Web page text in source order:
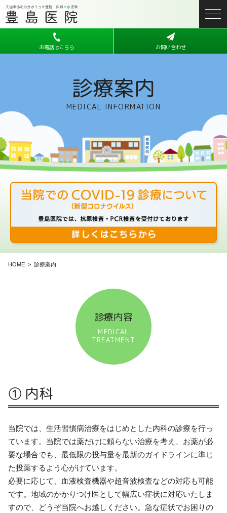
お電話はこちら お問い合わせ
診療案内
MEDICAL INFORMATION
HOME 診療案内
診療内容
MEDICAL
TREATMENT
① 内科
当院では、生活習慣病治療をはじめとした内科の診療を行っ
ています。当院では薬だけに頼らない治療を考え、お薬が必
要な場合でも、最低限の投与量を最新のガイドラインに準じ
た投薬するよう心がけています。
必要に応じて、血液検査機器や超音波検査などの対応も可能
です。地域のかかりつけ医として幅広い症状に対応いたしま
すので、どうぞ当院へお越しください。急な症状でお困りの